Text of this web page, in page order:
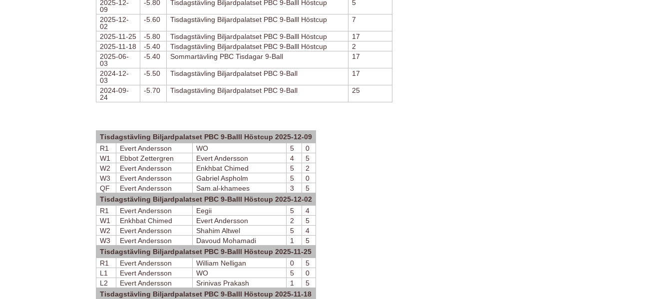
2025-12-
09
-5.80 Tisdagstävling Biljardpalatset PBC 9-Balll Höstcup 5
2025-12-
02
-5.60 Tisdagstävling Biljardpalatset PBC 9-Balll Höstcup 7
2025-11-25 -5.80 Tisdagstävling Biljardpalatset PBC 9-Balll Höstcup
17
2025-11-18
-5.40 Tisdagstävling Biljardpalatset PBC 9-Balll Höstcup
2
2025-06-
03
-5.40 Sommartävling PBC Tisdagar 9-Ball 17
2024-12-
03
-5.50 Tisdagstävling Biljardpalatset PBC 9-Ball 17
2024-09-
24
-5.70 Tisdagstävling Biljardpalatset PBC 9-Ball 25
Tisdagstävling Biljardpalatset PBC 9-Balll Höstcup 2025-12-09
R1
Evert Andersson WO 5
0
W1
Ebbot Zettergren Evert Andersson 4
5
W2
Evert Andersson Enkhbat Chimed 5
2
W3
Evert Andersson Gabriel Aspholm 5
0
QF
Evert Andersson Sam.al-khamees 3
5
Tisdagstävling Biljardpalatset PBC 9-Balll Höstcup 2025-12-02
R1
Evert Andersson Eegii 5
4
W1
Enkhbat Chimed Evert Andersson 2
5
W2
Evert Andersson Shahim Altwel 5
4
W3
Evert Andersson Davoud Mohamadi 1
5
Tisdagstävling Biljardpalatset PBC 9-Balll Höstcup 2025-11-25
R1
Evert Andersson William Nelligan 0
5
L1
Evert Andersson WO 5
0
L2
Evert Andersson Srinivas Prakash 1
5
Tisdagstävling Biljardpalatset PBC 9-Balll Höstcup 2025-11-18